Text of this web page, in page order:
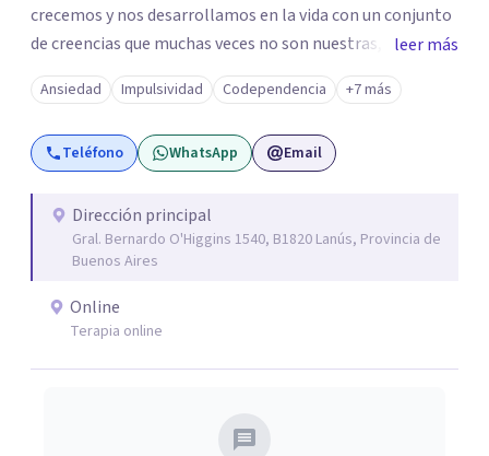
crecemos y nos desarrollamos en la vida con un conjunto
de creencias que muchas veces no son nuestras, propias o
son erróneas acerca de nosotros mismos,o de la vida en
general, incluyendo los vínculos con otras personas.. y
esto nos dificulta a la hora de transitar nuestro propio
camino. Por eso trabajo en la desprogramación de viejas
verdadero ser.
leer más
Ansiedad Impulsividad Codependencia +7 más
Teléfono WhatsApp Email
Dirección principal
Gral. Bernardo O'Higgins 1540, B1820 Lanús, Provincia de
Buenos Aires
Online
Terapia online